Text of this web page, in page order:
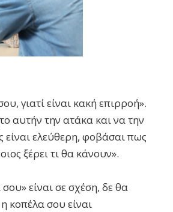
γιατί είναι κακή επιρροή».
αυτήν την ατάκα και να την
ελεύθερη, φοβάσαι πως
ξέρει τι θα κάνουν».
είναι σε σχέση, δε θα
κοπέλα σου είναι